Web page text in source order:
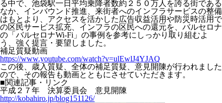
る中で、池袋駅一日平均乗降者数約２５０万人を誇る街である
なか、インバウンド推進、来街者へのインフラサービスの整備
はもとより、アクセスを活かした広告収益活用や防災時活用で
の区民サービス拡充、インフラの区民への還元を、バルセロナ
の「バルセロナWi-Fi」の事例を参考にしっかり取り組むよ
う、強く提言・要望しました。
補足質疑動画
https://www.youtube.com/watch?v=ulEwlJ4YJAQ
この後、歳入質疑、全体の補足質疑、意見開陳が行われました
ので、その報告も動画とともにさせていただきます。
■関連記事・リンク
平成２７年 決算委員会 意見開陳
http://kobahiro.jp/blog151126/